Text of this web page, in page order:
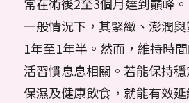
常在術後2至3個月達到巔峰。
一般情況下，其緊緻、澎潤
1年至1年半。然而，維持時
活習慣息息相關。若能保持
保濕及健康飲食，就能有效